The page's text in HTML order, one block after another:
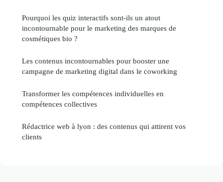
Pourquoi les quiz interactifs sont-ils un atout
incontournable pour le marketing des marques de
cosmétiques bio ?
Les contenus incontournables pour booster une
campagne de marketing digital dans le coworking
Transformer les compétences individuelles en
compétences collectives
Rédactrice web à lyon : des contenus qui attirent vos
clients